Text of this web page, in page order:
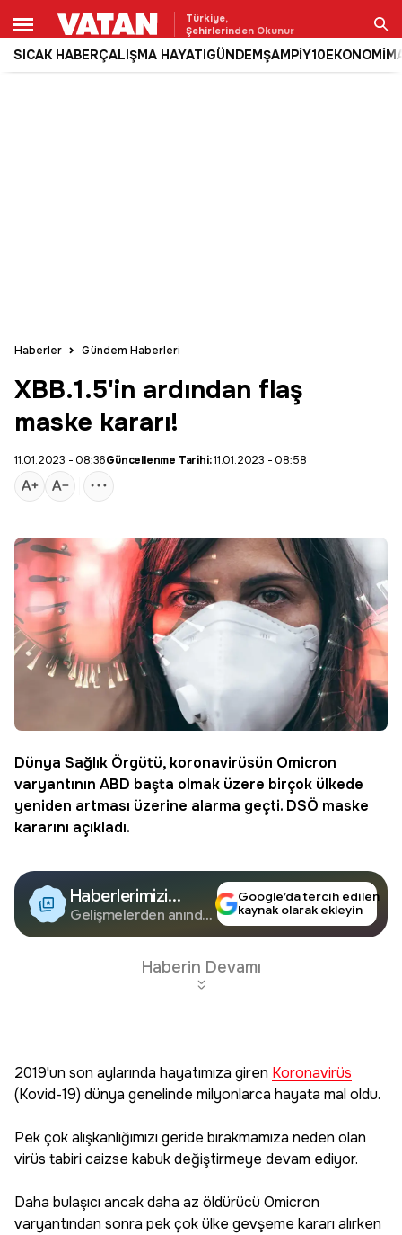
Türkiye,
Şehirlerinden Okunur
SICAK HABERÇALIŞMA HAYATIGÜNDEMŞAMPİY10EKONOMİ
Ara
Haberler Gündem Haberleri
XBB.1.5'in ardından flaş
maske kararı!
11.01.2023 - 08:36Güncellenme Tarihi:11.01.2023 - 08:58
Dünya Sağlık Örgütü, koronavirüsün Omicron
varyantının ABD başta olmak üzere birçok ülkede
yeniden artması üzerine alarma geçti. DSÖ maske
kararını açıkladı.
Haberlerimizi
Google'da Takip
Edin
Gelişmelerden anında
Google’da tercih edilen
kaynak olarak ekleyin
Haberin Devamı
2019'un son aylarında hayatımıza giren Koronavirüs
(Kovid-19) dünya genelinde milyonlarca hayata mal oldu.
Pek çok alışkanlığımızı geride bırakmamıza neden olan
virüs tabiri caizse kabuk değiştirmeye devam ediyor.
Daha bulaşıcı ancak daha az öldürücü Omicron
varyantından sonra pek çok ülke gevşeme kararı alırken